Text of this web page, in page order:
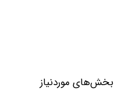
بخش‌های موردنیاز